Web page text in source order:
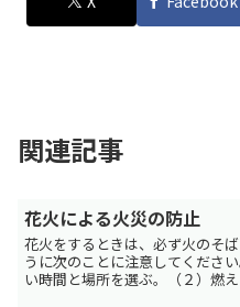
関連記事
花火による火災の防止
花火をするときは、必ず火のそ
うに次のことに注意してくださ
い時間と場所を選ぶ。（２）燃